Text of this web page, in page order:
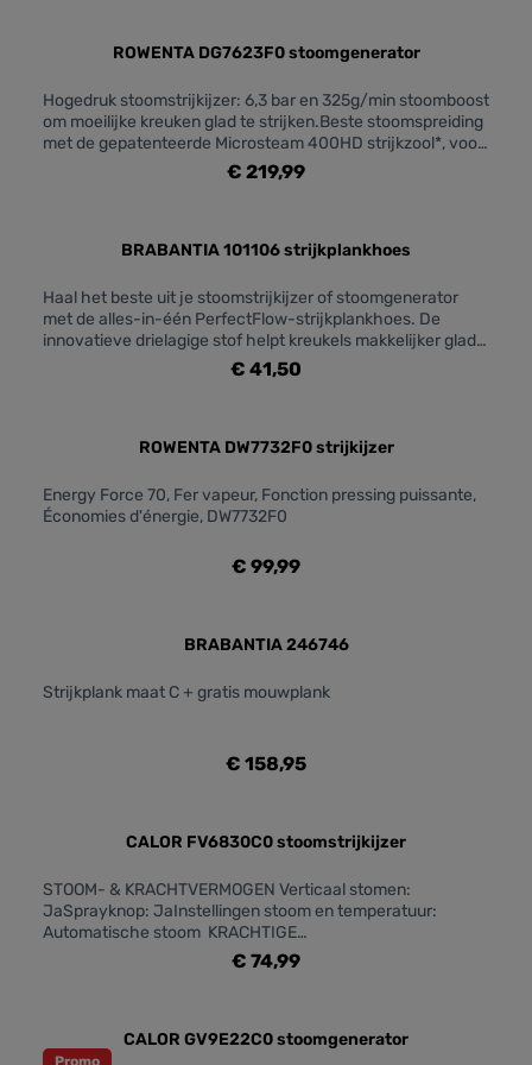
specificatiesSnoerlengte: 2 mSpanning: 220 - 240
mlOntkalkingsfunctieCalc-Clean-oplossing: Snelle
kalkverwijderingGeschikt voor kraanwater:
JaMilieuvriendelijke efficiëntieEnergiebesparingsmodus:
JaGarantie2 jaar wereldwijde garantie: Ja
ROWENTA DG7623F0 stoomgenerator
Hogedruk stoomstrijkijzer: 6,3 bar en 325g/min stoomboost
om moeilijke kreuken glad te strijken.Beste stoomspreiding
met de gepatenteerde Microsteam 400HD strijkzool*, voor
doeltreffender strijken.Krasbestendige Laser strijkzool voor
moeiteloos glijdenBeste stoomgenerator makkelijk en veilig
nauwkeurige strijken van moeilijk te bereiken plaatsenEco
€ 219,99
BRABANTIA 101106 strijkplankhoes
Haal het beste uit je stoomstrijkijzer of stoomgenerator
met de alles-in-één PerfectFlow-strijkplankhoes. De
innovatieve drielagige stof helpt kreukels makkelijker glad
te strijken. De hoes neemt bovendien condens op, dus je
vloer blijft droog. Ontworpen door Brabantia en Philips met
cmHoogte: 0,8 cm
€ 41,50
ROWENTA DW7732F0 strijkijzer
Energy Force 70, Fer vapeur, Fonction pressing puissante,
Économies d'énergie, DW7732F0
€ 99,99
BRABANTIA 246746
Strijkplank maat C + gratis mouwplank
€ 158,95
CALOR FV6830C0 stoomstrijkijzer
STOOM- & KRACHTVERMOGEN Verticaal stomen:
JaSprayknop: JaInstellingen stoom en temperatuur:
Automatische stoom KRACHTIGE
STRIJKZOOL Glijvermogen strijkzool: ***** Duurzaamheid
strijkzool / krasbestendigheid: ***** Continue
strijkzool: JaCOMFORTABEL GEBRUIK Comfortabele
handgreep: JaAnti-drup: JaErgonomische stoomknop:
€ 74,99
Promo
CALOR GV9E22C0 stoomgenerator